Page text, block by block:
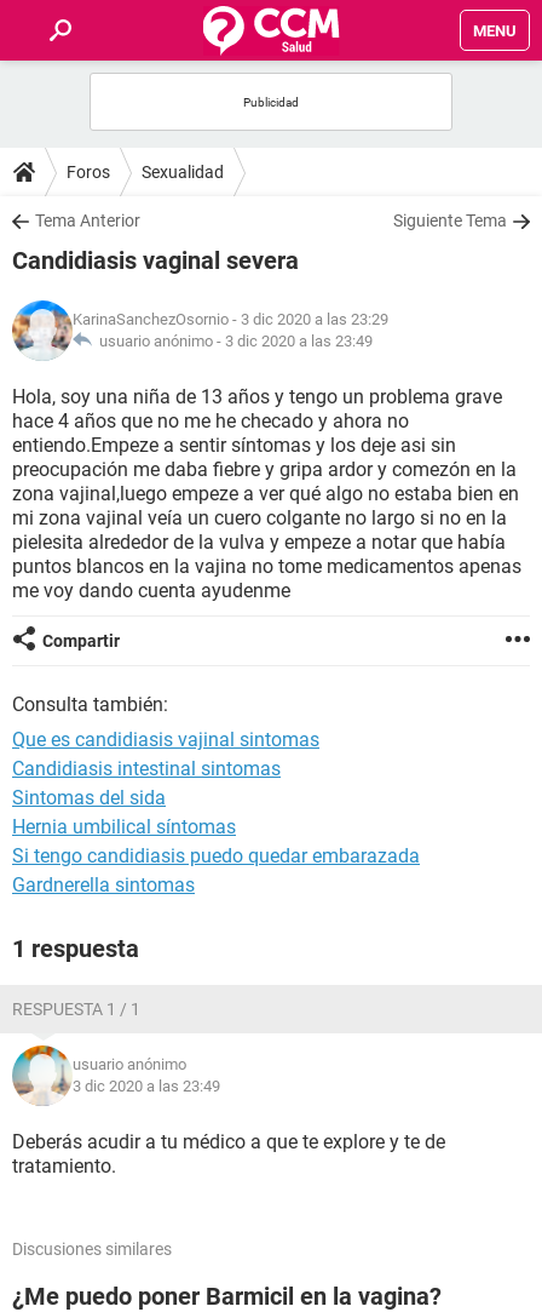
MENU
FOROS
SALUD
NUTRICIÓN
BIENESTAR
SEXUALIDAD
GLOSARIO
Foros Sexualidad
Tema Anterior Siguiente Tema
Candidiasis vaginal severa
KarinaSanchezOsornio - 3 dic 2020 a las 23:29
usuario anónimo - 3 dic 2020 a las 23:49
Hola, soy una niña de 13 años y tengo un problema grave
hace 4 años que no me he checado y ahora no
entiendo.Empeze a sentir síntomas y los deje asi sin
preocupación me daba fiebre y gripa ardor y comezón en la
zona vajinal,luego empeze a ver qué algo no estaba bien en
mi zona vajinal veía un cuero colgante no largo si no en la
pielesita alrededor de la vulva y empeze a notar que había
puntos blancos en la vajina no tome medicamentos apenas
me voy dando cuenta ayudenme
Compartir
Consulta también:
Que es candidiasis vajinal sintomas
Candidiasis intestinal sintomas
Sintomas del sida
Hernia umbilical síntomas
Si tengo candidiasis puedo quedar embarazada
Gardnerella sintomas
1 respuesta
RESPUESTA 1 / 1
usuario anónimo
3 dic 2020 a las 23:49
Deberás acudir a tu médico a que te explore y te de
tratamiento.
Discusiones similares
¿Me puedo poner Barmicil en la vagina?